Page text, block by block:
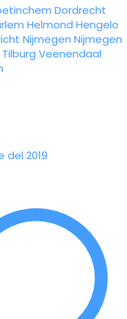
Dordrecht
Helmond Hengelo
Nijmegen Nijmegen
Tilburg Veenendaal
del 2019